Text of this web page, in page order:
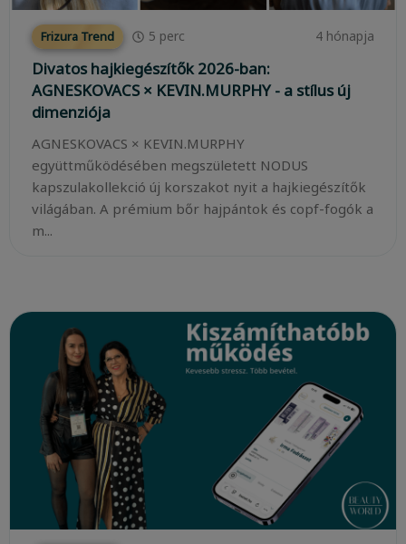
Frizura Trend 5 perc 4 hónapja
Divatos hajkiegészítők 2026-ban:
AGNESKOVACS × KEVIN.MURPHY - a stílus új
dimenziója
AGNESKOVACS × KEVIN.MURPHY
együttműködésében megszületett NODUS
kapszulakollekció új korszakot nyit a hajkiegészítők
világában. A prémium bőr hajpántok és copf-fogók a
m...